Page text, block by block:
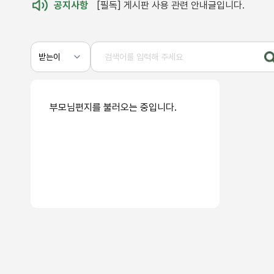
공지사항 [필독] 게시판 사용 관련 안내글입니다.
부모님편지를 불러오는 중입니다.